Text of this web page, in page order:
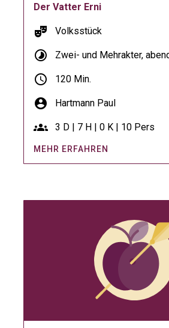
Der Vatter Erni
theater_comedy Volksstück
timelapse Zwei- und Mehrakter,
schedule 120 Min.
account_circle Hartmann Paul
groups 3 D | 7 H | 0 K | 10 Pers
MEHR ERFAHREN